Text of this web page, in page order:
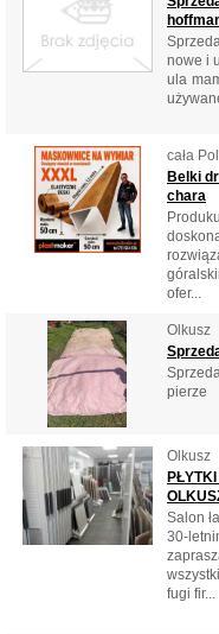
nowe i
ula
cała
Belki
chara
ofer...
Olkusz
pierze
Olkusz
Salon
30-
fugi fir...